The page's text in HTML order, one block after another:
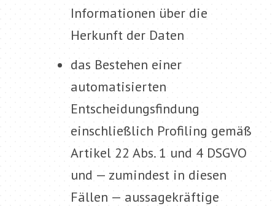
Informationen über die
Herkunft der Daten
das Bestehen einer
automatisierten
Entscheidungsfindung
einschließlich Profiling gemäß
Artikel 22 Abs. 1 und 4 DSGVO
und — zumindest in diesen
Fällen — aussagekräftige